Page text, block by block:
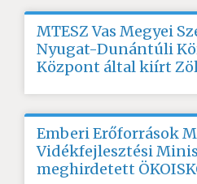
MTESZ Vas Megyei
Nyugat-Dunántúli
Központ által kiírt
Emberi Erőforrások
Vidékfejlesztési
meghirdetett